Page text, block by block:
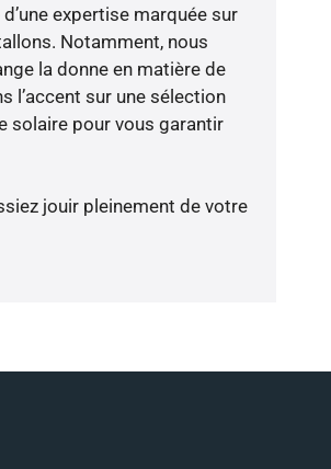
expertise marquée sur
Notamment, nous
la donne en matière de
l’accent sur une sélection
solaire pour vous garantir
jouir pleinement de votre